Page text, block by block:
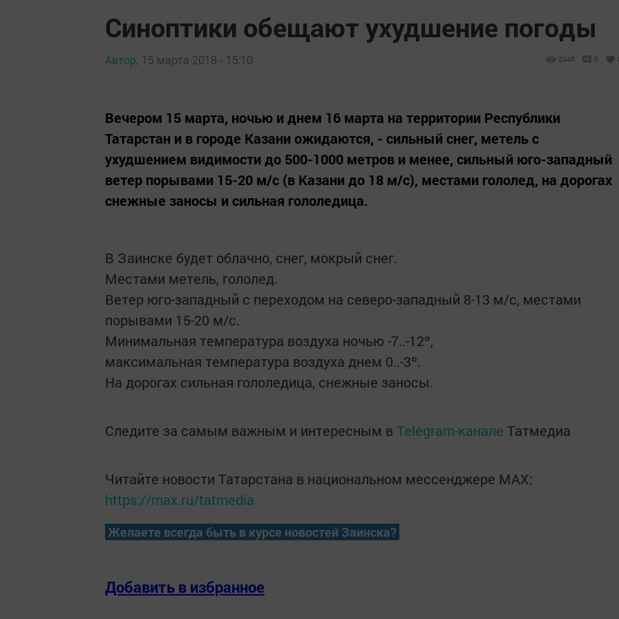
Синоптики обещают ухудшение погоды
Автор, 15 марта 2018 - 15:10 2046 0
Вечером 15 марта, ночью и днем 16 марта на территории Республики
Татарстан и в городе Казани ожидаются, - сильный снег, метель с
ухудшением видимости до 500-1000 метров и менее, сильный юго-западный
ветер порывами 15-20 м/с (в Казани до 18 м/с), местами гололед, на дорогах
снежные заносы и сильная гололедица.
В Заинске будет облачно, снег, мокрый снег.
Местами метель, гололед.
Ветер юго-западный с переходом на северо-западный 8-13 м/с, местами
порывами 15-20 м/с.
Минимальная температура воздуха ночью -7..-12º,
максимальная температура воздуха днем 0..-3º.
На дорогах сильная гололедица, снежные заносы.
Следите за самым важным и интересным в Telegram-канале Татмедиа
Читайте новости Татарстана в национальном мессенджере MАХ:
https://max.ru/tatmedia
Желаете всегда быть в курсе новостей Заинска?
Добавить в избранное